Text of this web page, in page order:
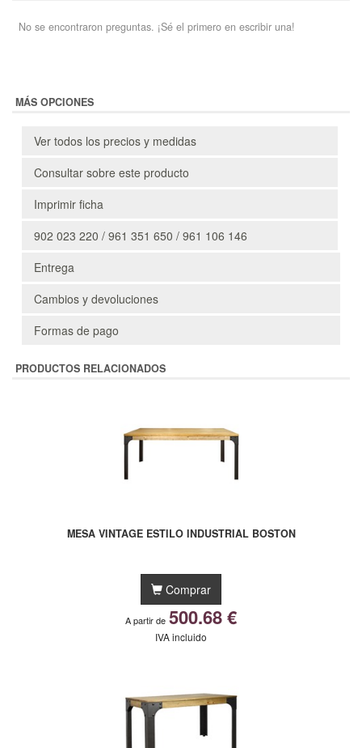
No se encontraron preguntas. ¡Sé el primero en escribir una!
MÁS OPCIONES
Ver todos los precios y medidas
Consultar sobre este producto
Imprimir ficha
902 023 220 / 961 351 650 / 961 106 146
Entrega
Cambios y devoluciones
Formas de pago
PRODUCTOS RELACIONADOS
MESA VINTAGE ESTILO INDUSTRIAL BOSTON
Comprar
A partir de 500.68 €
IVA incluido